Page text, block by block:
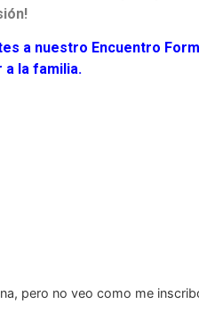
a nuestro Encuentro
a la familia.
pero no veo como me